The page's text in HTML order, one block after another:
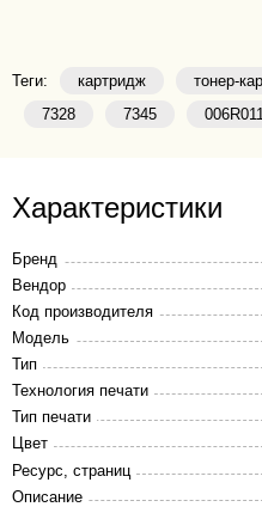
Теги: картридж тонер-
7328
7345
Характеристики
Бренд
Вендор
Код производителя
Модель
Тип
Технология печати
Тип печати
Цвет
Ресурс, страниц
Описание